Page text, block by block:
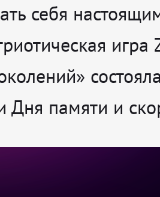
себя
игра
Дня памяти и